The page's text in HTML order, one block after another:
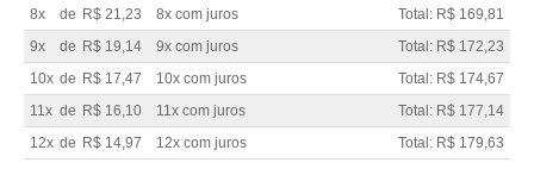
8x
de R$ 21,23 8x com juros
Total: R$ 169,81
9x
de R$ 19,14 9x com juros
Total: R$ 172,23
10x de R$ 17,47 10x com juros
Total: R$ 174,67
11x de R$ 16,10 11x com juros
Total: R$ 177,14
12x de R$ 14,97 12x com juros Total: R$ 179,63